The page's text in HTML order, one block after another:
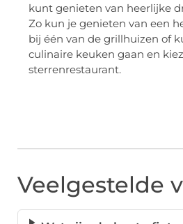
kunt genieten van heerlijke
Zo kun je genieten van een
bij één van de grillhuizen of
culinaire keuken gaan en
sterrenrestaurant.
Veelgestelde